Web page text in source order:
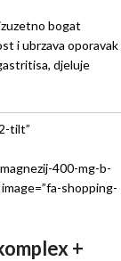
bogat
i ubrzava oporavak
djeluje
tilt”
400-mg-b-
shopping-
+